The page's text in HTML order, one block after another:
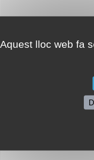
Aquest lloc web fa